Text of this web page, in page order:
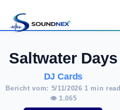
Saltwater Days
DJ Cards
Bericht vom: 5/11/2026 1 min read
👁 1.065